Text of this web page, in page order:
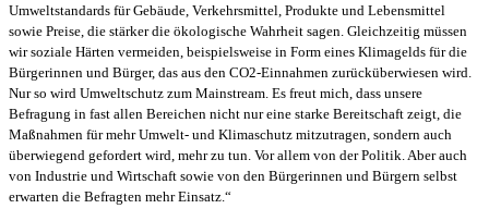
Umweltstandards für Gebäude, Verkehrsmittel, Produkte und Lebensmittel
sowie Preise, die stärker die ökologische Wahrheit sagen. Gleichzeitig müssen
wir soziale Härten vermeiden, beispielsweise in Form eines Klimagelds für die
Bürgerinnen und Bürger, das aus den CO2-Einnahmen zurücküberwiesen wird.
Nur so wird Umweltschutz zum Mainstream. Es freut mich, dass unsere
Befragung in fast allen Bereichen nicht nur eine starke Bereitschaft zeigt, die
Maßnahmen für mehr Umwelt- und Klimaschutz mitzutragen, sondern auch
überwiegend gefordert wird, mehr zu tun. Vor allem von der Politik. Aber auch
von Industrie und Wirtschaft sowie von den Bürgerinnen und Bürgern selbst
erwarten die Befragten mehr Einsatz.“